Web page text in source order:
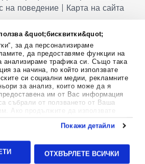
&quot;бисквитки&quot;
за да персонализираме
да предоставяме функции на
анализираме трафика си. Също така
за начина, по който използвате
си социални медии, рекламните
за анализ, които може да я
им от Вас информация
събрали от ползването от Ваша
Ако продължите да използвате
Покажи детайли
ОТХВЪРЛЕТЕ ВСИЧКИ
на поведение| Карта на сайта
диета и не са предназначени за
или лечение на човешки заболявания.
лекар, ако сте бременна, кърмите,
имате някакви здравословни проблеми,
хранителна добавка. Непрекъснато се
точна и валидна информация. Ако
коментари относно тях, моля свържете
се с нас.
eBusinessTeam • Website by
24lc.gr